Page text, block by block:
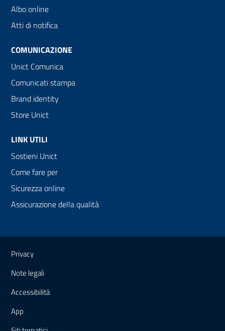
Albo online
Atti di notifica
COMUNICAZIONE
Unict Comunica
Comunicati stampa
Brand identity
Store Unict
LINK UTILI
Sostieni Unict
Come fare per
Sicurezza online
Assicurazione della qualità
Link e informazioni utili
Privacy
Note legali
Accessibilità
App